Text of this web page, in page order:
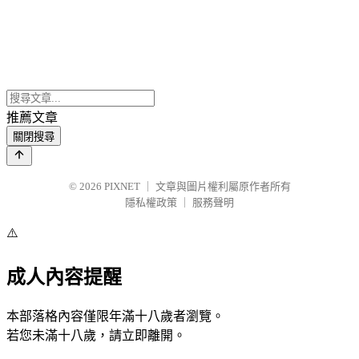
推薦文章
關閉搜尋
© 2026 PIXNET
文章與圖片權利屬原作者所有
隱私權政策
服務聲明
⚠️
成人內容提醒
本部落格內容僅限年滿十八歲者瀏覽。
若您未滿十八歲，請立即離開。